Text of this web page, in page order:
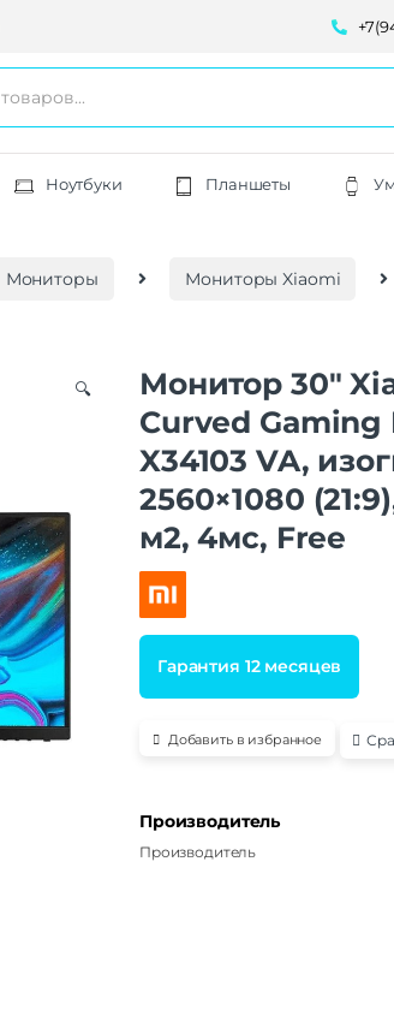
Ноутбуки Планшеты
Мониторы Мониторы Xiaomi
🔍
Монитор 30″
Curved
X34103 VA,
2560×1080
м2, 4мс, Free
Гарантия 12 месяцев
Добавить в избранное
Производитель
Производитель